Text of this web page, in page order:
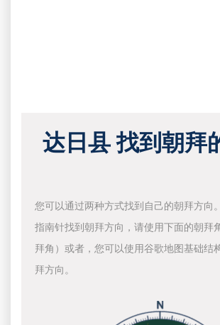
达日县 找到朝拜
您可以通过两种方式找到自己的朝拜方向
指南针找到朝拜方向，请使用下面的朝拜
拜角）或者，您可以使用谷歌地图基础结
拜方向。